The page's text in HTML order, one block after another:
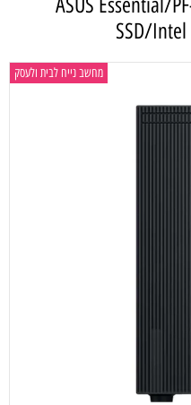
SSD/
מחשב נייח לבית ולעסק